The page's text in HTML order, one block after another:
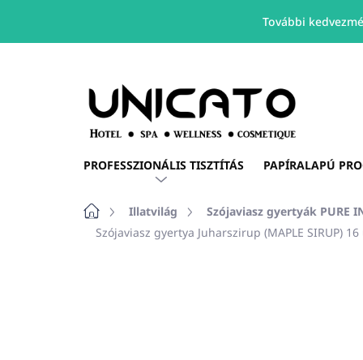
További
Ugrás
PROFESSZIONÁLIS TISZTÍTÁS PAPÍRALAPÚ
KezdőlapIllatvilág Szójaviasz gyertyák PURE
Szójaviasz gyertya Juharszirup (MAPLE SIRUP)